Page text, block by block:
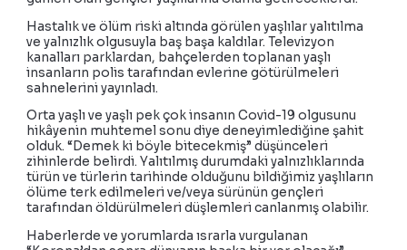
Hastalık ve ölüm riski altında görülen yaşlılar yalıtılma
ve yalnızlık olgusuyla baş başa kaldılar. Televizyon
kanalları parklardan, bahçelerden toplanan yaşlı
insanların polis tarafından evlerine götürülmeleri
sahnelerini yayınladı.
Orta yaşlı ve yaşlı pek çok insanın Covid-19 olgusunu
hikâyenin muhtemel sonu diye deneyimlediğine şahit
olduk. “Demek ki böyle bitecekmiş” düşünceleri
zihinlerde belirdi. Yalıtılmış durumdaki yalnızlıklarında
türün ve türlerin tarihinde olduğunu bildiğimiz yaşlıların
ölüme terk edilmeleri ve/veya sürünün gençleri
tarafından öldürülmeleri düşlemleri canlanmış olabilir.
Haberlerde ve yorumlarda ısrarla vurgulanan